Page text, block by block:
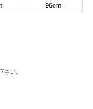
96cm
さい。